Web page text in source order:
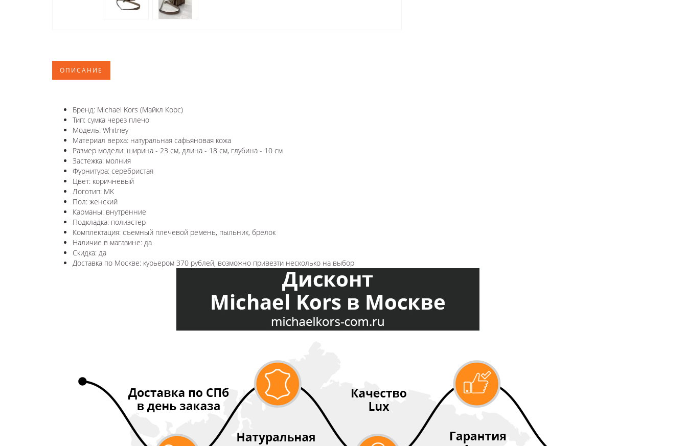
ОПИСАНИЕ
Бренд: Michael Kors (Майкл Корс)
Тип: сумка через плечо
Модель: Whitney
Материал верха: натуральная сафьяновая кожа
Размер модели: ширина - 23 см, длина - 18 см, глубина - 10 см
Застежка: молния
Фурнитура: серебристая
Цвет: коричневый
Логотип: MK
Пол: женский
Карманы: внутренние
Подкладка: полиэстер
Комплектация: съемный плечевой ремень, пыльник, брелок
Наличие в магазине: да
Скидка: да
Доставка по Москве: курьером 370 рублей, возможно привезти несколько на выбор